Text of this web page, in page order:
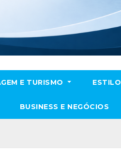
E TURISMO ESTILO
BUSINESS E NEGÓCIOS